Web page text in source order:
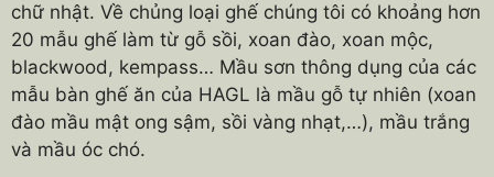
chữ nhật. Về chủng loại ghế chúng tôi có khoảng hơn
20 mẫu ghế làm từ gỗ sồi, xoan đào, xoan mộc,
blackwood, kempass… Mầu sơn thông dụng của các
mẫu bàn ghế ăn của HAGL là mầu gỗ tự nhiên (xoan
đào mầu mật ong sậm, sồi vàng nhạt,…), mầu trắng
và mầu óc chó.